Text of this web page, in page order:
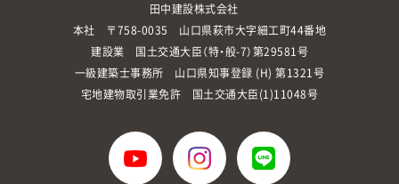
田中建設株式会社
本社 〒758-0035 山口県萩市大字細工町44番地
建設業 国土交通大臣（特・般-7）第29581号
一級建築士事務所 山口県知事登録 (H) 第1321号
宅地建物取引業免許 国土交通大臣(1)11048号